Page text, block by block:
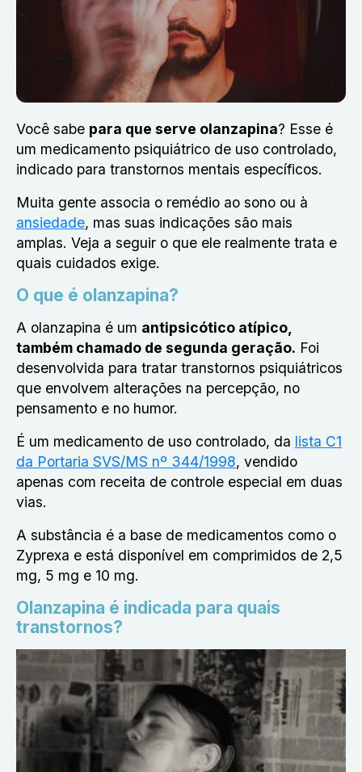
Você sabe para que serve olanzapina? Esse é
um medicamento psiquiátrico de uso controlado,
indicado para transtornos mentais específicos.
Muita gente associa o remédio ao sono ou à
ansiedade, mas suas indicações são mais
amplas. Veja a seguir o que ele realmente trata e
quais cuidados exige.
O que é olanzapina?
A olanzapina é um antipsicótico atípico
também chamado de segunda geração. Foi
desenvolvida para tratar transtornos psiquiátricos
que envolvem alterações na percepção, no
pensamento e no humor.
É um medicamento de uso controlado, da lista C1
da Portaria SVS/MS nº 344/1998, vendido
apenas com receita de controle especial em duas
vias.
A substância é a base de medicamentos como o
Zyprexa e está disponível em comprimidos de 2,5
mg, 5 mg e 10 mg.
Olanzapina é indicada para quais
transtornos?